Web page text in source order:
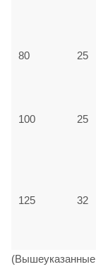
80 25
100 25
125 32
(Вышеуказанные